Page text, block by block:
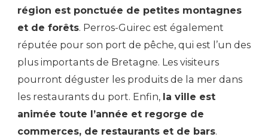
région est ponctuée de petites montagnes
et de forêts. Perros-Guirec est également
réputée pour son port de pêche, qui est l’un des
plus importants de Bretagne. Les visiteurs
pourront déguster les produits de la mer dans
les restaurants du port. Enfin, la ville est
animée toute l’année et regorge de
commerces, de restaurants et de bars.